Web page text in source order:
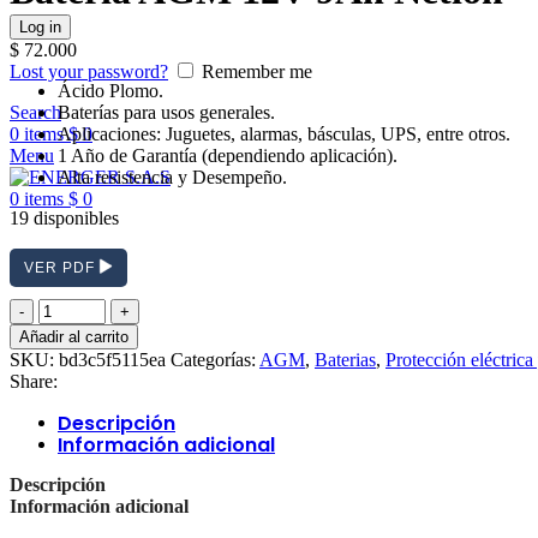
Log in
Lost your password?
Remember me
Search
0 items $0
Menu
0 items $ 0
$ 72.000
Ácido Plomo.
Baterías para usos generales.
Aplicaciones: Juguetes, alarmas, básculas, UPS, entre otros.
1 Año de Garantía (dependiendo aplicación).
Alta resistencia y Desempeño.
19 disponibles
VER PDF
Batería
AGM
12V
9Ah
Netion
cantidad
Añadir al carrito
SKU: bd3c5f5115ea Categorías: AGM, Baterias, Protección
Share:
Descripción
Información adicional
Descripción
Información adicional